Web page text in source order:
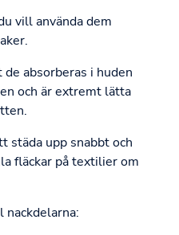
vill använda dem
absorberas i huden
och är extremt lätta
städa upp snabbt och
fläckar på textilier om